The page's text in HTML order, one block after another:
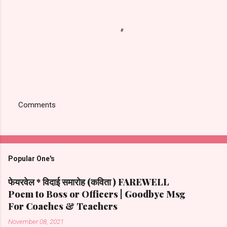
Comment
Comments
Popular One's
फेयरवेल * विदाई समारोह (कविता ) FAREWELL
Poem to Boss or Officers | Goodbye Msg
For Coaches & Teachers
November 08, 2021